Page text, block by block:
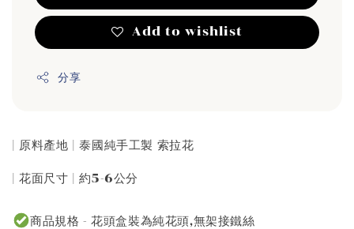
Add to wishlist
分享
| 原料產地 | 泰國純手工製 索拉花
| 花面尺寸 | 約5-6公分
商品規格 - 花頭盒裝為純花頭,無架接鐵絲